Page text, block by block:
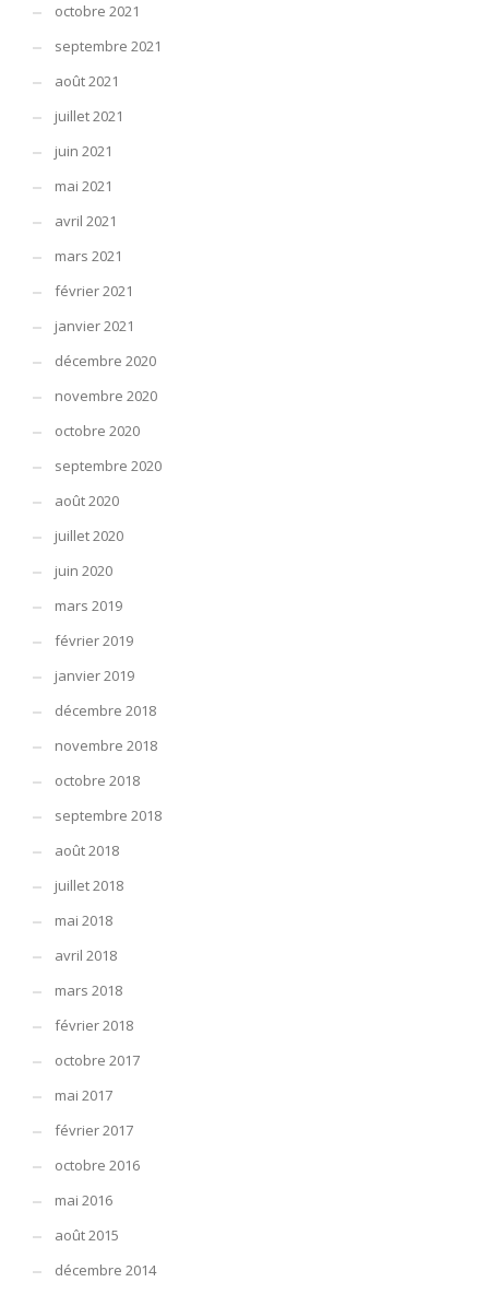
octobre 2021
septembre 2021
août 2021
juillet 2021
juin 2021
mai 2021
avril 2021
mars 2021
février 2021
janvier 2021
décembre 2020
novembre 2020
octobre 2020
septembre 2020
août 2020
juillet 2020
juin 2020
mars 2019
février 2019
janvier 2019
décembre 2018
novembre 2018
octobre 2018
septembre 2018
août 2018
juillet 2018
mai 2018
avril 2018
mars 2018
février 2018
octobre 2017
mai 2017
février 2017
octobre 2016
mai 2016
août 2015
décembre 2014